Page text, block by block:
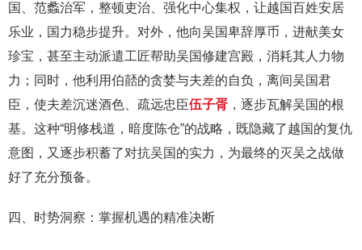
国、范蠡治军，整顿吏治、强化中心集权，让越国百姓安居
乐业，国力稳步提升。对外，他向吴国卑辞厚币，进献美女
珍宝，甚至主动派遣工匠帮助吴国修建宫殿，消耗其人力物
力；同时，他利用伯嚭的贪婪与夫差的自负，离间吴国君
臣，使夫差沉迷酒色、疏远忠臣伍子胥 ，逐步瓦解吴国的根
基。这种“明修栈道，暗度陈仓”的战略，既隐藏了越国的复仇
意图，又逐步积蓄了对抗吴国的实力，为最终的灭吴之战做
好了充分预备。
四、时势洞察：掌握机遇的精准决断